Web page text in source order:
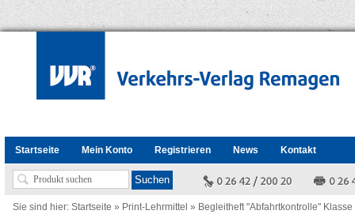
Startseite Mein Konto Registrieren News Kontakt
Sie sind hier: Startseite » Print-Lehrmittel » Begleitheft "Abfahrtkontrolle"